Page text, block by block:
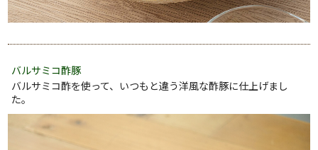
バルサミコ酢豚
バルサミコ酢を使って、いつもと違う洋風な酢豚に仕上げまし
た。